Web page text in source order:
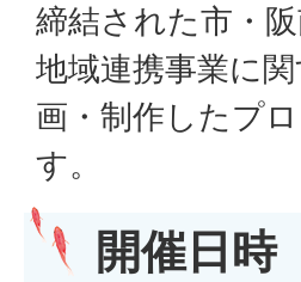
締結された市・
地域連携事業に
画・制作したプ
す。
開催日時